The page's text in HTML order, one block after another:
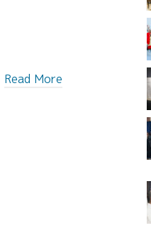
Read More